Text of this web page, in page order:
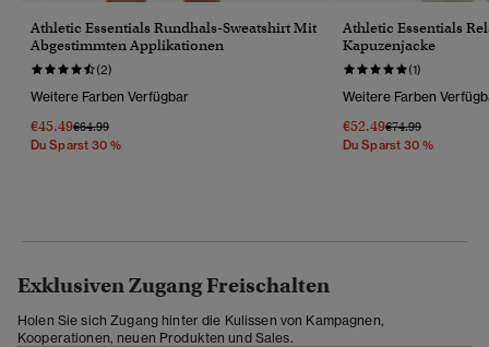
Athletic Essentials Rundhals-Sweatshirt Mit
Abgestimmten Applikationen
(2)
Weitere Farben Verfügbar
€45.49Preis Wurde Reduziert Von
€64.99Bis
Du Sparst 30 %
Athletic Essentials
Kapuzenjacke
(1)
Weitere Farben
€52.49Preis Wurde
€74.99Bis
Du Sparst 30 %
Exklusiven Zugang Freischalten
Holen Sie sich Zugang hinter die Kulissen von Kampagnen,
Kooperationen, neuen Produkten und Sales.